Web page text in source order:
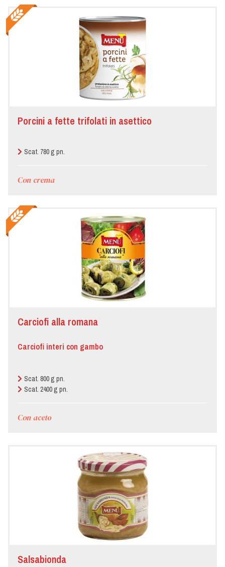
Porcini a fette trifolati in asettico
Scat. 780 g pn.
Con crema
Carciofi alla romana
Carciofi interi con gambo
Scat. 800 g pn.
Scat. 2400 g pn.
Con aceto
Salsabionda